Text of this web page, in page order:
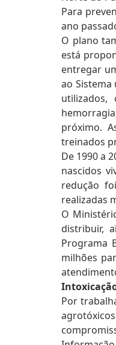
Para
ano
O plano
está
entregar
ao Sistema
próximo.
treinados
De 1990 a
nascidos
redução
realizadas
O
distribuir,
Programa
milhões
Por